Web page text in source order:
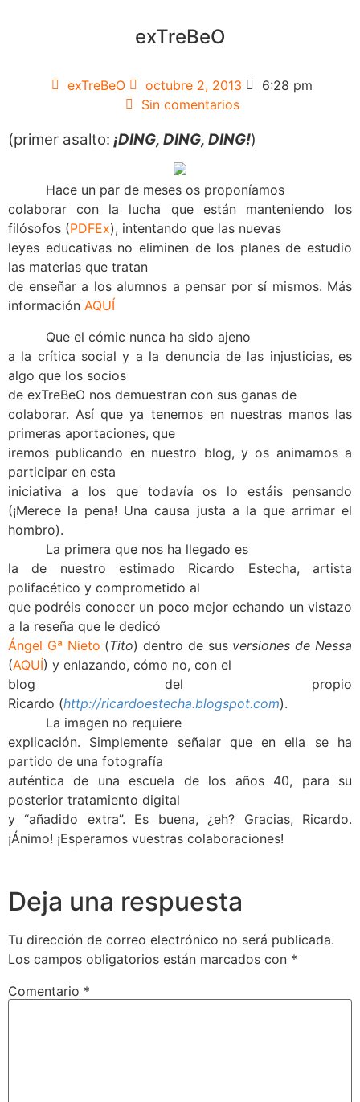
exTreBeO
exTreBeO octubre 2, 2013
6:28 pm
Sin comentarios
(primer asalto: ¡DING, DING, DING!)
Hace un par de meses os proponíamos
colaborar con la lucha que están manteniendo los
filósofos (PDFEx), intentando que las nuevas
leyes educativas no eliminen de los planes de estudio
las materias que tratan
de enseñar a los alumnos a pensar por sí mismos. Más
información AQUÍ
Que el cómic nunca ha sido ajeno
a la crítica social y a la denuncia de las injusticias, es
algo que los socios
de exTreBeO nos demuestran con sus ganas de
colaborar. Así que ya tenemos en nuestras manos las
primeras aportaciones, que
iremos publicando en nuestro blog, y os animamos a
participar en esta
iniciativa a los que todavía os lo estáis pensando
(¡Merece la pena! Una causa justa a la que arrimar el
hombro).
La primera que nos ha llegado es
la de nuestro estimado Ricardo Estecha, artista
polifacético y comprometido al
que podréis conocer un poco mejor echando un vistazo
a la reseña que le dedicó
Ángel Gª Nieto (Tito) dentro de sus versiones de Nessa
(AQUÍ) y enlazando, cómo no, con el
blog del propio
Ricardo (http://ricardoestecha.blogspot.com).
La imagen no requiere
explicación. Simplemente señalar que en ella se ha
partido de una fotografía
auténtica de una escuela de los años 40, para su
posterior tratamiento digital
y “añadido extra”. Es buena, ¿eh? Gracias, Ricardo.
¡Ánimo! ¡Esperamos vuestras colaboraciones!
Deja una respuesta
Tu dirección de correo electrónico no será publicada.
Los campos obligatorios están marcados con *
Comentario *